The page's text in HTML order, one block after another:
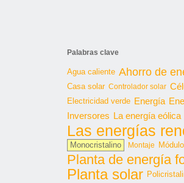
Palabras clave
Agua caliente Ahorro de
Casa solar Controlador solar
Electricidad verde Energía
Inversores La energía eólica
Las energías
Monocristalino Montaje Módulo
Planta de energía
Planta solar